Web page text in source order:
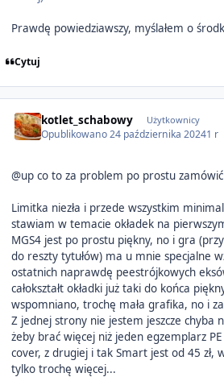
Prawdę powiedziawszy, myślałem o
Cytuj
kotlet_schabowy Użytkownicy
Opublikowano24 października 20241 r
@up co to za problem po prostu
Limitka niezła i przede wszystkim
stawiam w temacie okładek na
MGS4 jest po prostu piękny, no i gra
do reszty tytułów) ma u mnie specjalne
ostatnich naprawdę peestrójkowych
całokształt okładki już taki do końca
wspomniano, trochę mała grafika, no i
Z jednej strony nie jestem jeszcze chyba
żeby brać więcej niż jeden egzemplarz
cover, z drugiej i tak Smart jest od 45 zł,
tylko trochę więcej...